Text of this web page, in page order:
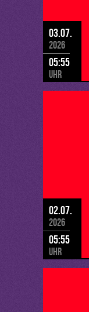
03.07.
2026
05:55
Uhr
02.07.
2026
05:55
Uhr